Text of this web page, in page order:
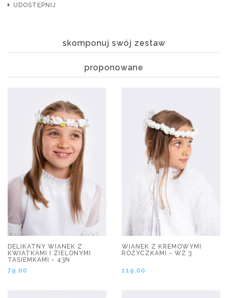
UDOSTĘPNIJ
skomponuj swój zestaw
proponowane
DELIKATNY WIANEK Z
KWIATKAMI I ZIELONYMI
TASIEMKAMI - 43N
79.00
WIANEK Z KREMOWYMI
RÓŻYCZKAMI - WŻ 3
119.00